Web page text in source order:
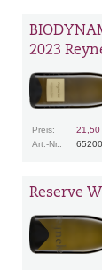
2023
Preis: 21,50
Art.-Nr.:
65200
Reserve